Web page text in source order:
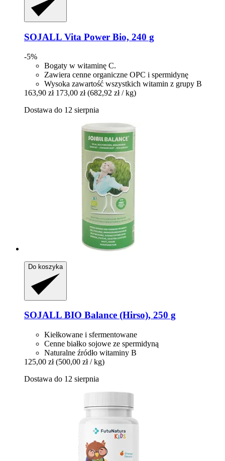
SOJALL Vita Power Bio, 240 g
-5%
Bogaty w witaminę C.
Zawiera cenne organiczne OPC i spermidynę
Wysoka zawartość wszystkich witamin z grupy B
163,90 zł 173,00 zł (682,92 zł / kg)
Dostawa do 12 sierpnia
Do koszyka
SOJALL BIO Balance (Hirso), 250 g
Kiełkowane i sfermentowane
Cenne białko sojowe ze spermidyną
Naturalne źródło witaminy B
125,00 zł (500,00 zł / kg)
Dostawa do 12 sierpnia